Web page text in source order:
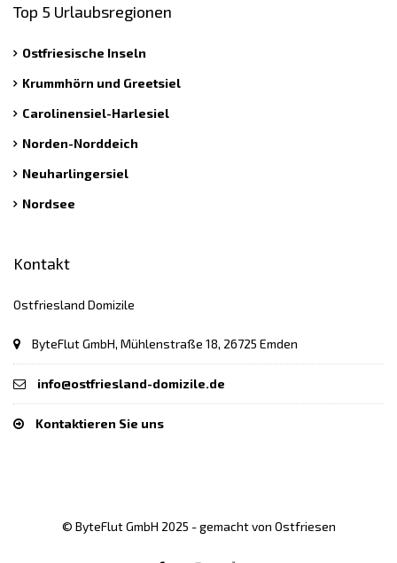
Top 5 Urlaubsregionen
Ostfriesische Inseln
Krummhörn und Greetsiel
Carolinensiel-Harlesiel
Norden-Norddeich
Neuharlingersiel
Nordsee
Kontakt
Ostfriesland Domizile
ByteFlut GmbH, Mühlenstraße 18, 26725 Emden
info@ostfriesland-domizile.de
Kontaktieren Sie uns
© ByteFlut GmbH 2025 - gemacht von Ostfriesen